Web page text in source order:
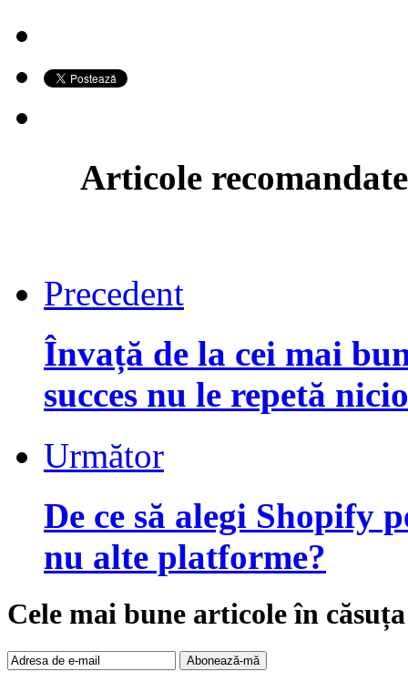
Articole recomandate
Precedent
Învață de la cei mai
succes nu le repetă
Următor
De ce să alegi Shopify
nu alte platforme?
Cele mai bune articole în